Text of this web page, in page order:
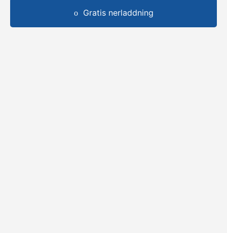
Gratis nerladdning